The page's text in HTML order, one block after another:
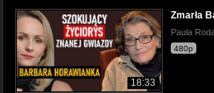
18:33
Zmarła
Paula
480p